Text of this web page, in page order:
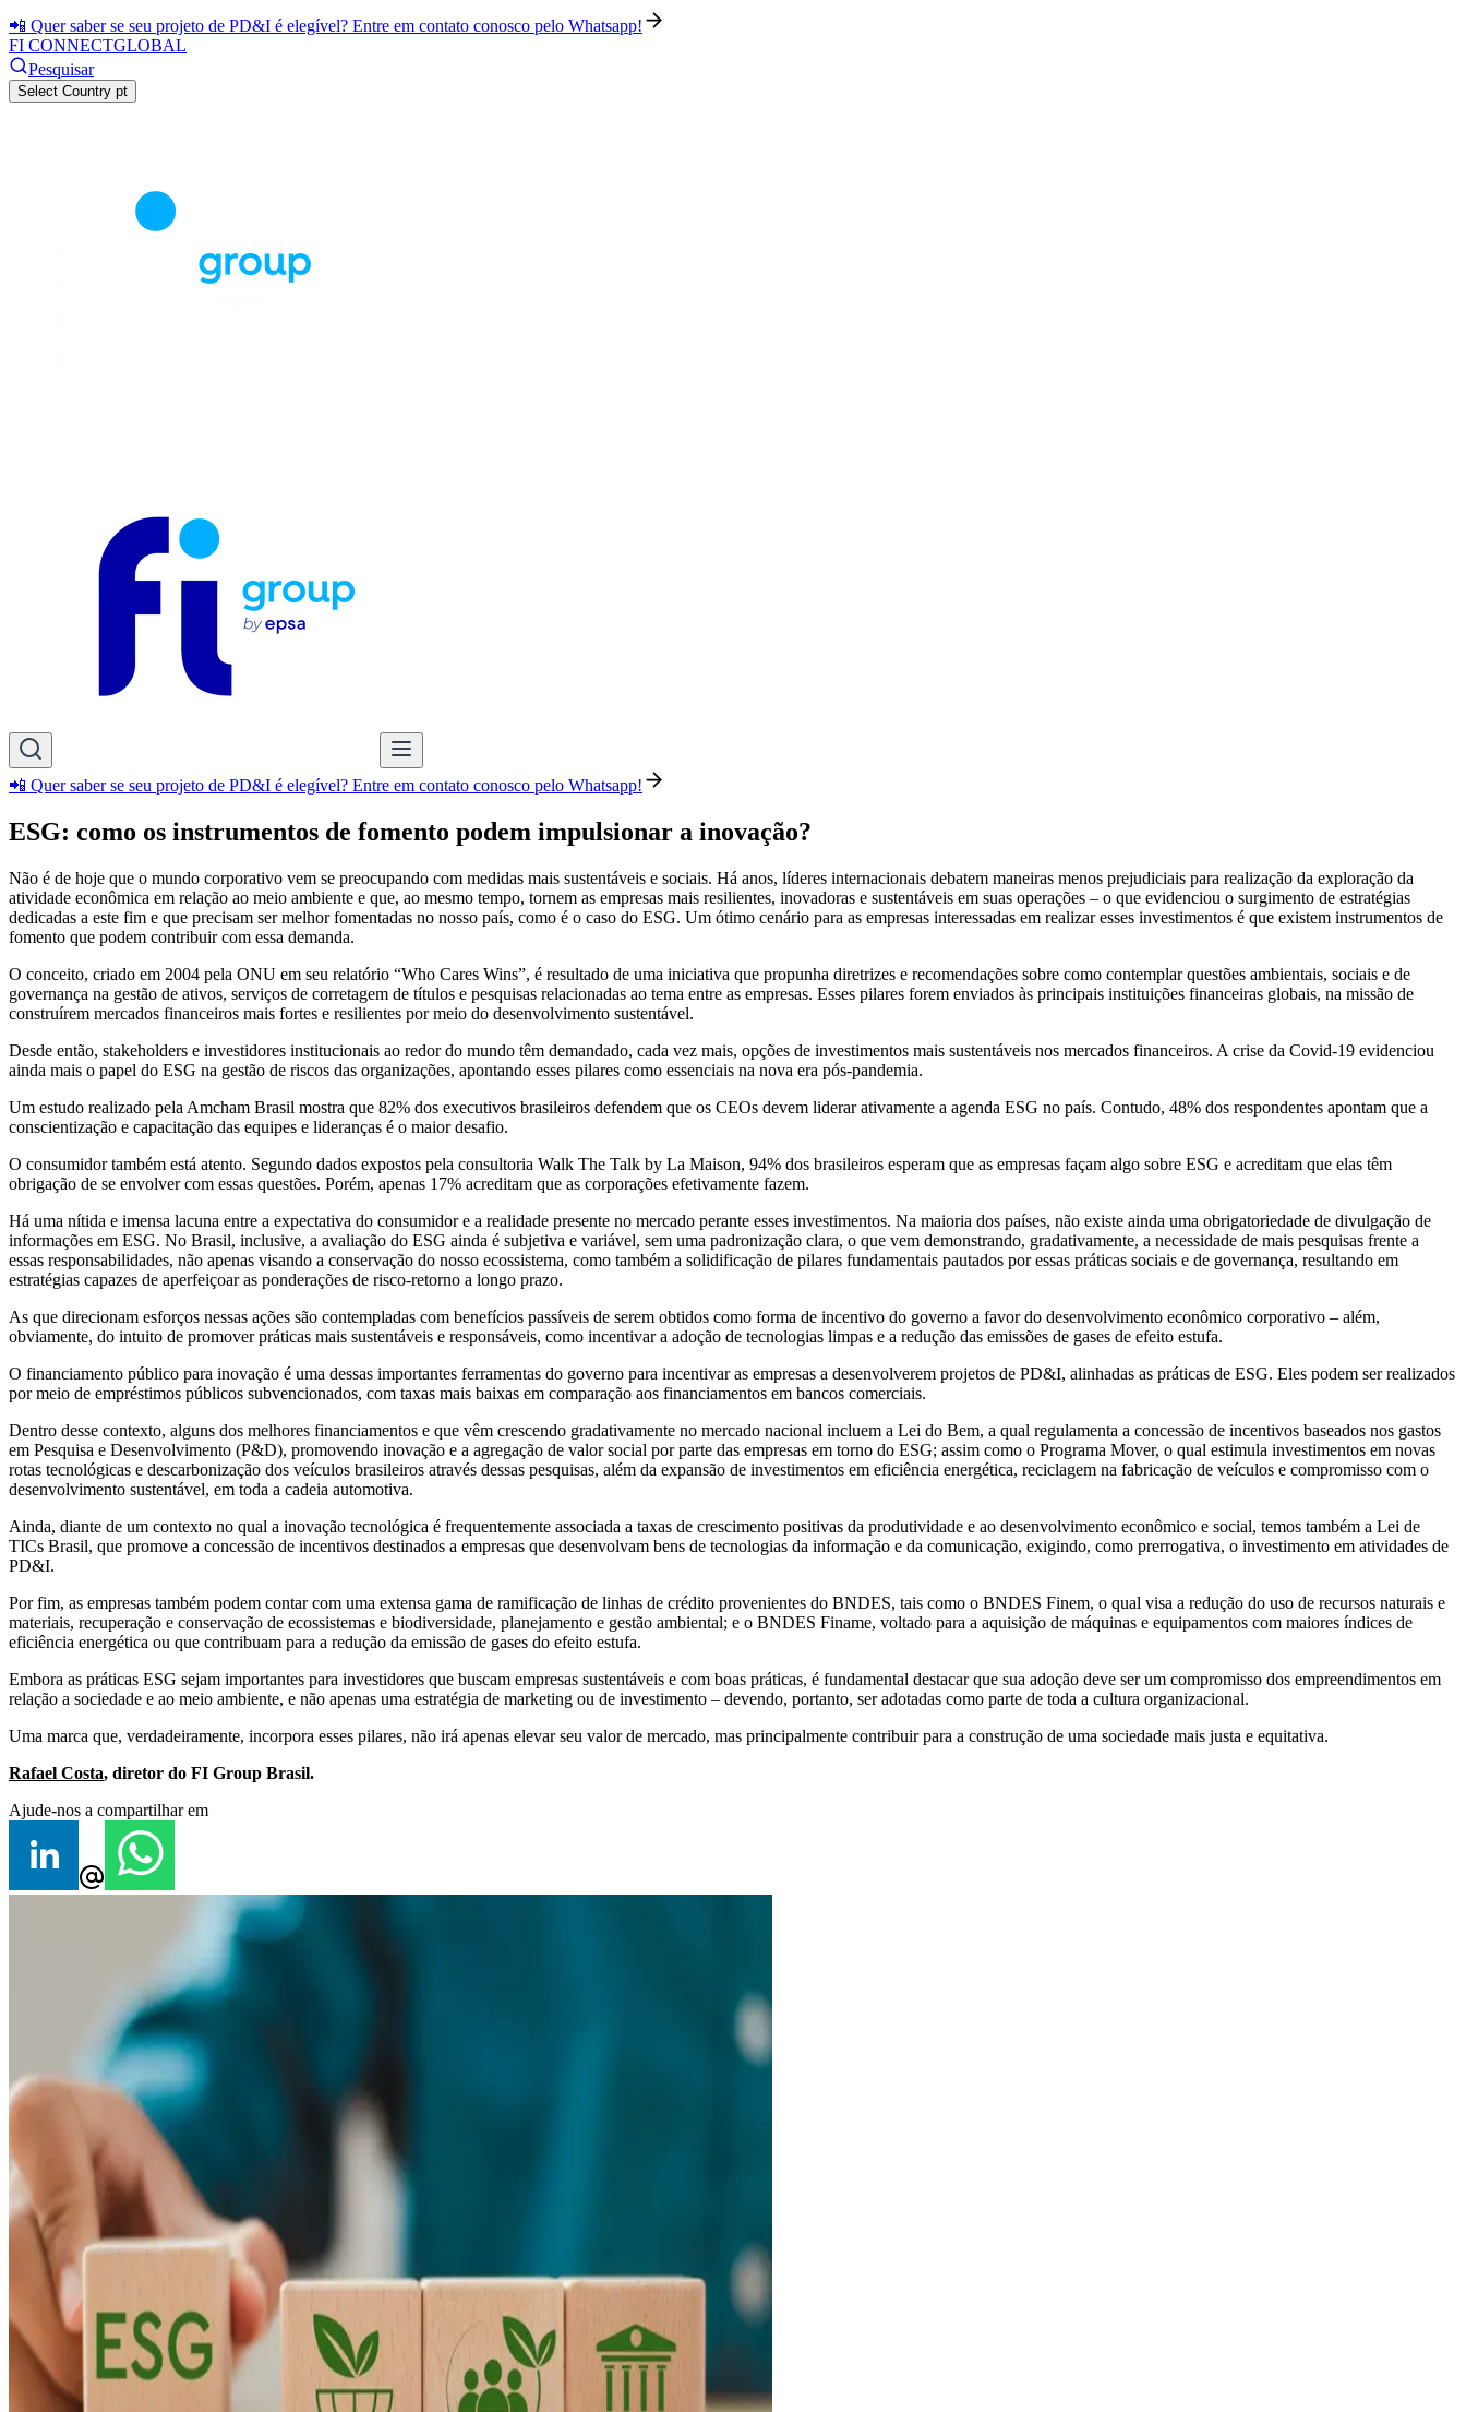
📲 Quer saber se seu projeto de PD&I é elegível? Entre em contato conosco pelo Whatsapp!
FI CONNECTGLOBAL
Pesquisar
Select Country pt
📲 Quer saber se seu projeto de PD&I é elegível? Entre em contato conosco pelo Whatsapp!
ESG: como os instrumentos de fomento podem impulsionar a inovação?
Não é de hoje que o mundo corporativo vem se preocupando com medidas mais sustentáveis e sociais. Há anos, líderes internacionais debatem maneiras menos prejudiciais para realização da exploração da
atividade econômica em relação ao meio ambiente e que, ao mesmo tempo, tornem as empresas mais resilientes, inovadoras e sustentáveis em suas operações – o que evidenciou o surgimento de estratégias
dedicadas a este fim e que precisam ser melhor fomentadas no nosso país, como é o caso do ESG. Um ótimo cenário para as empresas interessadas em realizar esses investimentos é que existem instrumentos de
fomento que podem contribuir com essa demanda.
O conceito, criado em 2004 pela ONU em seu relatório “Who Cares Wins”, é resultado de uma iniciativa que propunha diretrizes e recomendações sobre como contemplar questões ambientais, sociais e de
governança na gestão de ativos, serviços de corretagem de títulos e pesquisas relacionadas ao tema entre as empresas. Esses pilares forem enviados às principais instituições financeiras globais, na missão de
construírem mercados financeiros mais fortes e resilientes por meio do desenvolvimento sustentável.
Desde então, stakeholders e investidores institucionais ao redor do mundo têm demandado, cada vez mais, opções de investimentos mais sustentáveis nos mercados financeiros. A crise da Covid-19 evidenciou
ainda mais o papel do ESG na gestão de riscos das organizações, apontando esses pilares como essenciais na nova era pós-pandemia.
Um estudo realizado pela Amcham Brasil mostra que 82% dos executivos brasileiros defendem que os CEOs devem liderar ativamente a agenda ESG no país. Contudo, 48% dos respondentes apontam que a
conscientização e capacitação das equipes e lideranças é o maior desafio.
O consumidor também está atento. Segundo dados expostos pela consultoria Walk The Talk by La Maison, 94% dos brasileiros esperam que as empresas façam algo sobre ESG e acreditam que elas têm
obrigação de se envolver com essas questões. Porém, apenas 17% acreditam que as corporações efetivamente fazem.
Há uma nítida e imensa lacuna entre a expectativa do consumidor e a realidade presente no mercado perante esses investimentos. Na maioria dos países, não existe ainda uma obrigatoriedade de divulgação de
informações em ESG. No Brasil, inclusive, a avaliação do ESG ainda é subjetiva e variável, sem uma padronização clara, o que vem demonstrando, gradativamente, a necessidade de mais pesquisas frente a
essas responsabilidades, não apenas visando a conservação do nosso ecossistema, como também a solidificação de pilares fundamentais pautados por essas práticas sociais e de governança, resultando em
estratégias capazes de aperfeiçoar as ponderações de risco-retorno a longo prazo.
As que direcionam esforços nessas ações são contempladas com benefícios passíveis de serem obtidos como forma de incentivo do governo a favor do desenvolvimento econômico corporativo – além,
obviamente, do intuito de promover práticas mais sustentáveis e responsáveis, como incentivar a adoção de tecnologias limpas e a redução das emissões de gases de efeito estufa.
O financiamento público para inovação é uma dessas importantes ferramentas do governo para incentivar as empresas a desenvolverem projetos de PD&I, alinhadas as práticas de ESG. Eles podem ser realizados
por meio de empréstimos públicos subvencionados, com taxas mais baixas em comparação aos financiamentos em bancos comerciais.
Dentro desse contexto, alguns dos melhores financiamentos e que vêm crescendo gradativamente no mercado nacional incluem a Lei do Bem, a qual regulamenta a concessão de incentivos baseados nos gastos
em Pesquisa e Desenvolvimento (P&D), promovendo inovação e a agregação de valor social por parte das empresas em torno do ESG; assim como o Programa Mover, o qual estimula investimentos em novas
rotas tecnológicas e descarbonização dos veículos brasileiros através dessas pesquisas, além da expansão de investimentos em eficiência energética, reciclagem na fabricação de veículos e compromisso com o
desenvolvimento sustentável, em toda a cadeia automotiva.
Ainda, diante de um contexto no qual a inovação tecnológica é frequentemente associada a taxas de crescimento positivas da produtividade e ao desenvolvimento econômico e social, temos também a Lei de
TICs Brasil, que promove a concessão de incentivos destinados a empresas que desenvolvam bens de tecnologias da informação e da comunicação, exigindo, como prerrogativa, o investimento em atividades de
PD&I.
Por fim, as empresas também podem contar com uma extensa gama de ramificação de linhas de crédito provenientes do BNDES, tais como o BNDES Finem, o qual visa a redução do uso de recursos naturais e
materiais, recuperação e conservação de ecossistemas e biodiversidade, planejamento e gestão ambiental; e o BNDES Finame, voltado para a aquisição de máquinas e equipamentos com maiores índices de
eficiência energética ou que contribuam para a redução da emissão de gases do efeito estufa.
Embora as práticas ESG sejam importantes para investidores que buscam empresas sustentáveis e com boas práticas, é fundamental destacar que sua adoção deve ser um compromisso dos empreendimentos em
relação a sociedade e ao meio ambiente, e não apenas uma estratégia de marketing ou de investimento – devendo, portanto, ser adotadas como parte de toda a cultura organizacional.
Uma marca que, verdadeiramente, incorpora esses pilares, não irá apenas elevar seu valor de mercado, mas principalmente contribuir para a construção de uma sociedade mais justa e equitativa.
Rafael Costa, diretor do FI Group Brasil.
Ajude-nos a compartilhar em